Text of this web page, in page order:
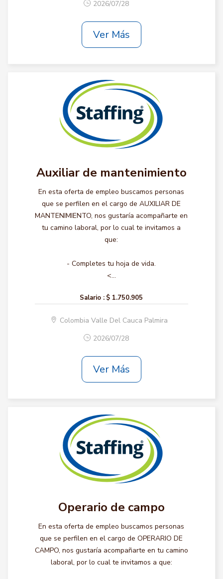
2026/07/28
Ver Más
Auxiliar de mantenimiento
En esta oferta de empleo buscamos personas
que se perfilen en el cargo de AUXILIAR DE
MANTENIMIENTO, nos gustaría acompañarte en
tu camino laboral, por lo cual te invitamos a
que:
- Completes tu hoja de vida.
<...
Salario : $ 1.750.905
Colombia Valle Del Cauca Palmira
2026/07/28
Ver Más
Operario de campo
En esta oferta de empleo buscamos personas
que se perfilen en el cargo de OPERARIO DE
CAMPO, nos gustaría acompañarte en tu camino
laboral, por lo cual te invitamos a que: